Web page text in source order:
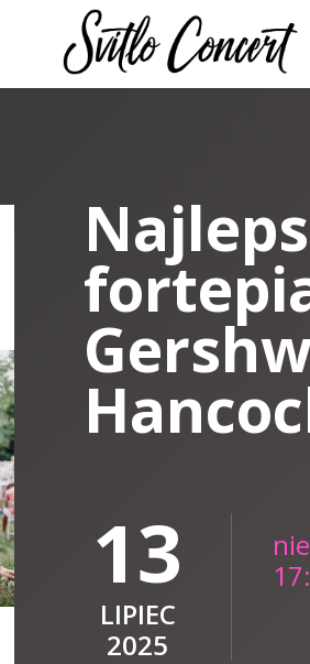
13
LIPIEC
2025